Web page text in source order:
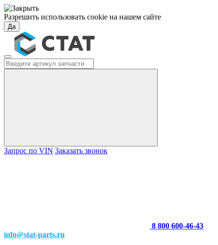
Разрешить использовать cookie на нашем сайте
Да
Запрос по VIN Заказать звонок
8 800 600-46-43
info@stat-parts.ru